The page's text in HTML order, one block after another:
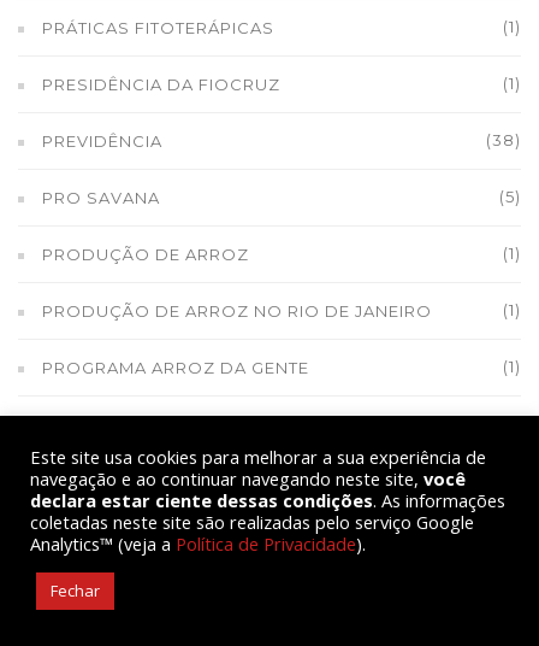
PRÁTICAS FITOTERÁPICAS (1)
PRESIDÊNCIA DA FIOCRUZ (1)
PREVIDÊNCIA (38)
PRO SAVANA (5)
PRODUÇÃO DE ARROZ (1)
PRODUÇÃO DE ARROZ NO RIO DE JANEIRO (1)
PROGRAMA ARROZ DA GENTE (1)
PROJETO POVOS DAS ÁGUAS
QUILOMBO DE MANGARATIBA
QUILOMBO SANTA JUSTINA E SANTA IZABEL
Este site usa cookies para melhorar a sua experiência de
navegação e ao continuar navegando neste site, você
declara estar ciente dessas condições. As informações
coletadas neste site são realizadas pelo serviço Google
Analytics™ (veja a Política de Privacidade).
Fechar